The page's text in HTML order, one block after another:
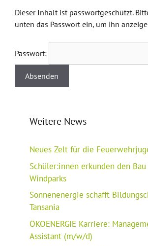
Dieser Inhalt ist passwortgeschützt.
unten das Passwort ein, um ihn
Passwort:
Weitere News
Neues Zelt für die
Schüler:innen erkunden den
Windparks
Sonnenenergie schafft
Tansania
ÖKOENERGIE Karriere:
Assistant (m/w/d)